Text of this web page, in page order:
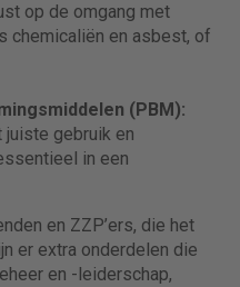
op de omgang met
chemicaliën en asbest, of
(PBM):
juiste gebruik en
in een
en ZZP’ers, die het
er extra onderdelen die
en -leiderschap,